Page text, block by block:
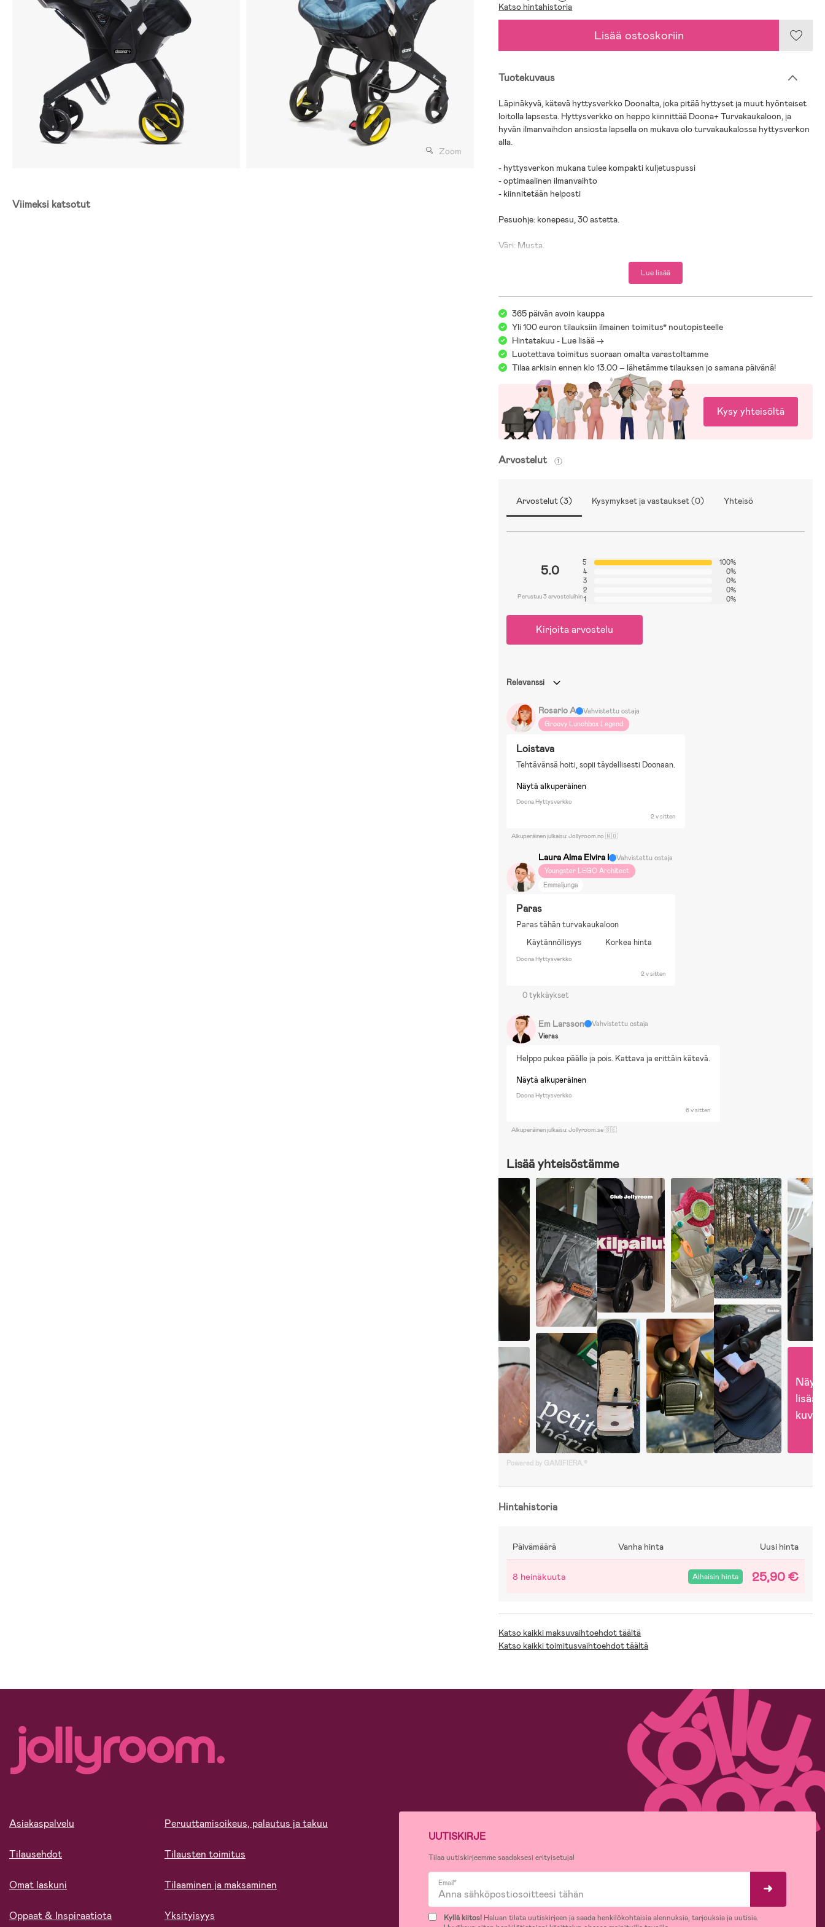
Zoom
Viimeksi katsotut
Katso hintahistoria
Lisää ostoskoriin
Tuotekuvaus
Läpinäkyvä, kätevä hyttysverkko Doonalta, joka pitää hyttyset ja muut hyönteiset
loitolla lapsesta. Hyttysverkko on heppo kiinnittää Doona+ Turvakaukaloon, ja
hyvän ilmanvaihdon ansiosta lapsella on mukava olo turvakaukalossa hyttysverkon
alla.
- hyttysverkon mukana tulee kompakti kuljetuspussi
- optimaalinen ilmanvaihto
- kiinnitetään helposti
Pesuohje: konepesu, 30 astetta.
Väri: Musta.
Lue lisää
365 päivän avoin kauppa
Yli 100 euron tilauksiin ilmainen toimitus* noutopisteelle
Hintatakuu - Lue lisää ->
Luotettava toimitus suoraan omalta varastoltamme
Tilaa arkisin ennen klo 13.00 – lähetämme tilauksen jo samana päivänä!
Kysy yhteisöltä
Arvostelut
Arvostelut (3) Kysymykset ja vastaukset (0) Yhteisö
5.0
Perustuu 3 arvosteluihin
5
100%
4
0%
3
0%
2
0%
1
0%
Kirjoita arvostelu
Relevanssi
Rosario A
Vahvistettu ostaja
Groovy Lunchbox Legend
Loistava
Tehtävänsä hoiti, sopii täydellisesti Doonaan.
Näytä alkuperäinen
Doona Hyttysverkko
2 v sitten
Alkuperäinen julkaisu: Jollyroom.no 🇳🇴
Laura Alma Elvira I
Vahvistettu ostaja
Youngster LEGO Architect
Emmaljunga
Paras
Paras tähän turvakaukaloon
Käytännöllisyys
Korkea hinta
Doona Hyttysverkko
2 v sitten
0 tykkäykset
Em Larsson
Vahvistettu ostaja
Vieras
Helppo pukea päälle ja pois. Kattava ja erittäin kätevä.
Näytä alkuperäinen
Doona Hyttysverkko
6 v sitten
Alkuperäinen julkaisu: Jollyroom.se 🇸🇪
Lisää yhteisöstämme
lisää
kuvia
Powered by GAMIFIERA.®
Hintahistoria
Päivämäärä Vanha hinta Uusi hinta
8 heinäkuuta Alhaisin hinta 25,90 €
Katso kaikki maksuvaihtoehdot täältä
Katso kaikki toimitusvaihtoehdot täältä
Asiakaspalvelu
Tilausehdot
Omat laskuni
Oppaat & Inspiraatiota
Peruuttamisoikeus, palautus ja takuu
Tilausten toimitus
Tilaaminen ja maksaminen
Yksityisyys
UUTISKIRJE
Tilaa uutiskirjeemme saadaksesi erityisetuja!
Email*
Kyllä kiitos!Haluan tilata uutiskirjeen ja saada henkilökohtaisia alennuksia, tarjouksia ja uutisia.